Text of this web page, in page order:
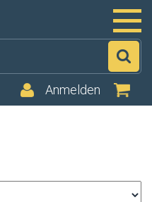
Anmelden